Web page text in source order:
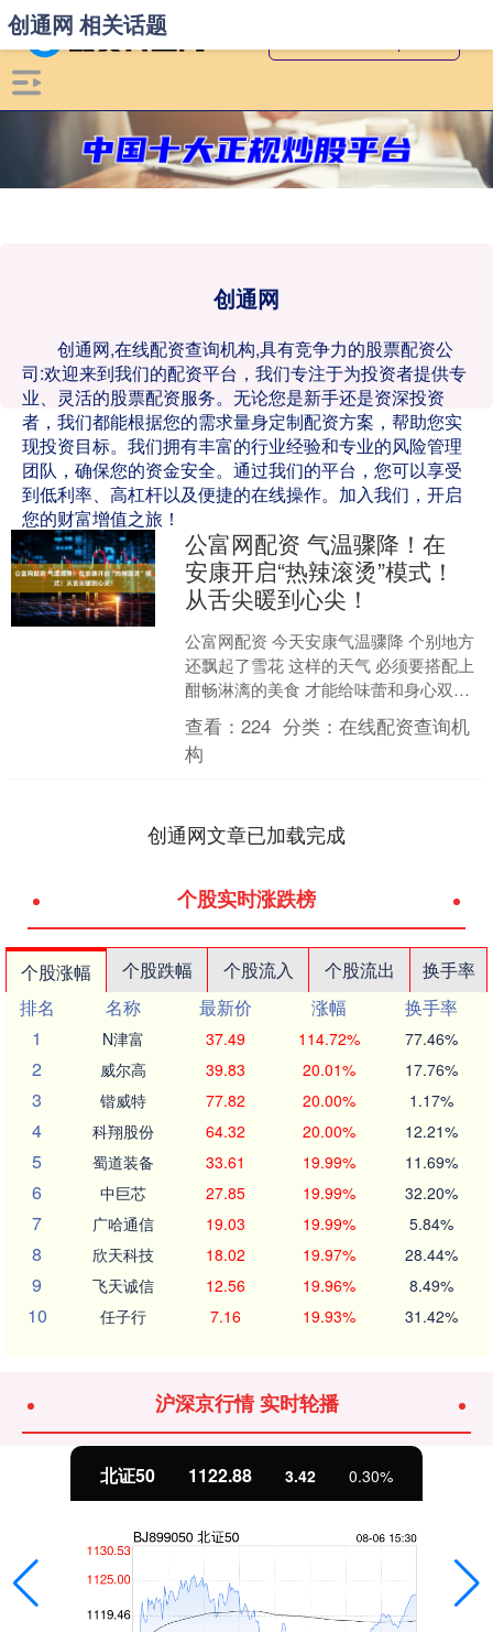
创通网
创通网,在线配资查询机构,具有竞争力的股票配资公
司:欢迎来到我们的配资平台，我们专注于为投资者提供专
业、灵活的股票配资服务。无论您是新手还是资深投资
者，我们都能根据您的需求量身定制配资方案，帮助您实
现投资目标。我们拥有丰富的行业经验和专业的风险管理
团队，确保您的资金安全。通过我们的平台，您可以享受
到低利率、高杠杆以及便捷的在线操作。加入我们，开启
您的财富增值之旅！
创通网 相关话题
公富网配资 气温骤降！在
安康开启“热辣滚烫”模式！
从舌尖暖到心尖！
公富网配资 今天安康气温骤降 个别地方
还飘起了雪花 这样的天气 必须要搭配上
酣畅淋漓的美食 才能给味蕾和身心双重
满足 以下这几款应景的“热辣滚烫” 最适
合冬日吃....
查看：224 分类：在线配资查询机
构
创通网文章已加载完成
个股实时涨跌榜
个股涨幅 个股跌幅 个股流入 个股流出
换手率
排名
名称 最新价 涨幅
换手率
1
N津富 37.49 114.72% 77.46%
2 威尔高 39.83 20.01% 17.76%
3 锴威特 77.82 20.00% 1.17%
4 科翔股份 64.32 20.00% 12.21%
5 蜀道装备 33.61 19.99% 11.69%
6 中巨芯 27.85 19.99% 32.20%
7 广哈通信 19.03 19.99% 5.84%
8 欣天科技 18.02 19.97% 28.44%
9 飞天诚信 12.56 19.96% 8.49%
10 任子行 7.16 19.93% 31.42%
沪深京行情 实时轮播
北证50 1122.88 3.42 0.30%